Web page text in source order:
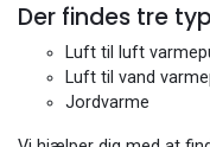
Der findes tre
​Luft til luft
​Luft til vand
​Jordvarme